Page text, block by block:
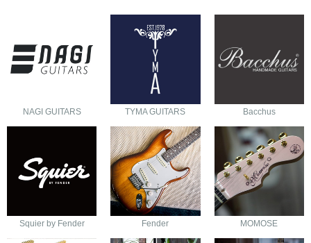
NAGI GUITARS TYMA GUITARS Bacchus
Squier by Fender Fender MOMOSE